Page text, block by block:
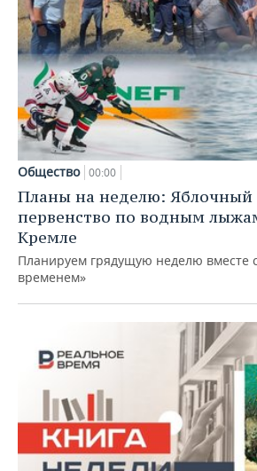
Общество 00:00
Планы на неделю: Яблочный
первенство по водным
Кремле
Планируем грядущую неделю вместе
временем»